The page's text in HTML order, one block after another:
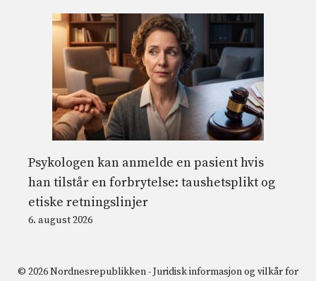
Psykologen kan anmelde en pasient hvis
han tilstår en forbrytelse: taushetsplikt og
etiske retningslinjer
6. august 2026
© 2026 Nordnesrepublikken -Juridisk informasjon og vilkår for